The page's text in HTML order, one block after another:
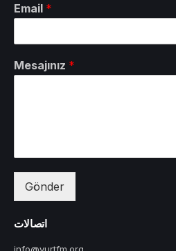
Email *
Mesajınız *
Gönder
اتصالات